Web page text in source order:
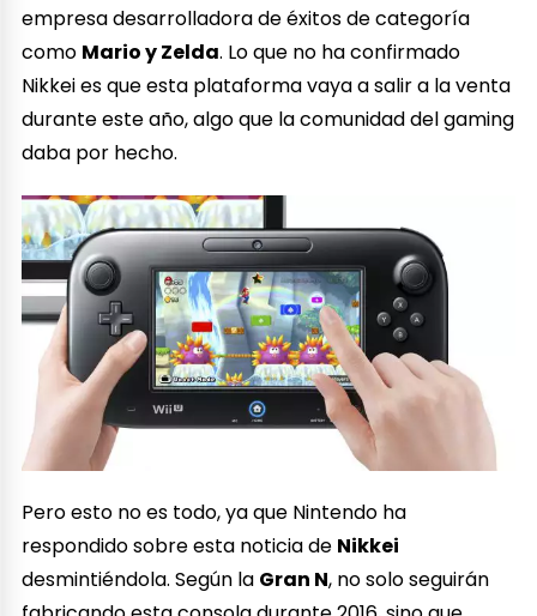
empresa desarrolladora de éxitos de categoría
como Mario y Zelda. Lo que no ha confirmado
Nikkei es que esta plataforma vaya a salir a la venta
durante este año, algo que la comunidad del gaming
daba por hecho.
Pero esto no es todo, ya que Nintendo ha
respondido sobre esta noticia de Nikkei
desmintiéndola. Según la Gran N, no solo seguirán